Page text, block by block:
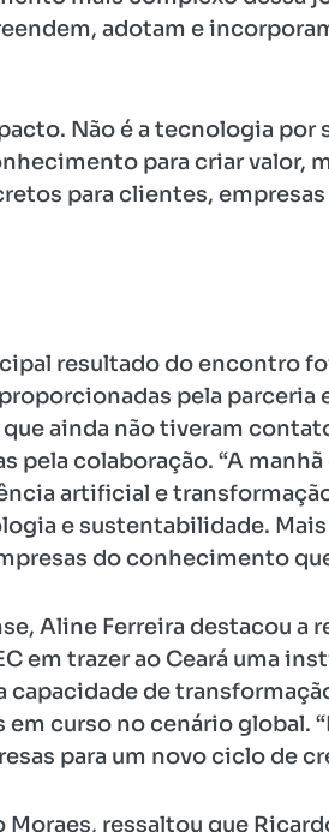
adotam e
Não é a tecnologia por
para criar valor,
para clientes, empresas
resultado do encontro
pela parceria
ainda não tiveram
pela colaboração. “A
artificial e
e sustentabilidade. Mais
do conhecimento
Aline Ferreira destacou a
em trazer ao Ceará uma
de
curso no cenário global.
para um novo ciclo de
Moraes, ressaltou que